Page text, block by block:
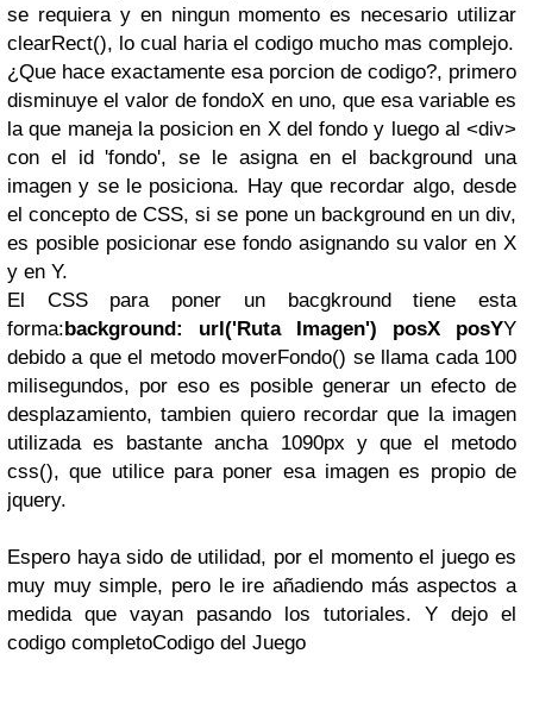
se requiera y en ningun momento es necesario utilizar
clearRect(), lo cual haria el codigo mucho mas complejo.
¿Que hace exactamente esa porcion de codigo?, primero
disminuye el valor de fondoX en uno, que esa variable es
la que maneja la posicion en X del fondo y luego al <div>
con el id 'fondo', se le asigna en el background una
imagen y se le posiciona. Hay que recordar algo, desde
el concepto de CSS, si se pone un background en un div,
es posible posicionar ese fondo asignando su valor en X
y en Y.
El CSS para poner un bacgkround tiene esta
forma:background: url('Ruta Imagen') posX posYY
debido a que el metodo moverFondo() se llama cada 100
milisegundos, por eso es posible generar un efecto de
desplazamiento, tambien quiero recordar que la imagen
utilizada es bastante ancha 1090px y que el metodo
css(), que utilice para poner esa imagen es propio de
jquery.
Espero haya sido de utilidad, por el momento el juego es
muy muy simple, pero le ire añadiendo más aspectos a
medida que vayan pasando los tutoriales. Y dejo el
codigo completoCodigo del Juego